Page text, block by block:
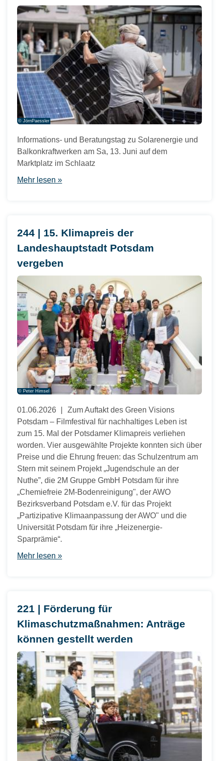
© JörnPaessler
Informations- und Beratungstag zu Solarenergie und
Balkonkraftwerken am Sa, 13. Juni auf dem
Marktplatz im Schlaatz
Mehr lesen »
244 | 15. Klimapreis der
Landeshauptstadt Potsdam
vergeben
© Peter Himsel
01.06.2026
Zum Auftakt des Green Visions
Potsdam – Filmfestival für nachhaltiges Leben ist
zum 15. Mal der Potsdamer Klimapreis verliehen
worden. Vier ausgewählte Projekte konnten sich über
Preise und die Ehrung freuen: das Schulzentrum am
Stern mit seinem Projekt „Jugendschule an der
Nuthe”, die 2M Gruppe GmbH Potsdam für ihre
„Chemiefreie 2M-Bodenreinigung", der AWO
Bezirksverband Potsdam e.V. für das Projekt
„Partizipative Klimaanpassung der AWO" und die
Universität Potsdam für ihre „Heizenergie-
Sparprämie“.
Mehr lesen »
221 | Förderung für
Klimaschutzmaßnahmen: Anträge
können gestellt werden